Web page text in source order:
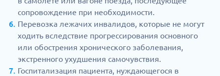
сопровождение при необходимости.
Перевозка лежачих инвалидов, которые не могут
ходить вследствие прогрессирования основного
или обострения хронического заболевания,
экстренного ухудшения самочувствия.
Госпитализация пациента, нуждающегося в